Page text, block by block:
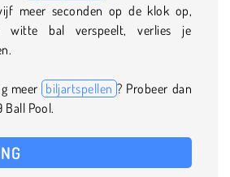
meer seconden op de klok op,
bal verspeelt, verlies je
meer biljartspellen ? Probeer dan
Ball Pool.